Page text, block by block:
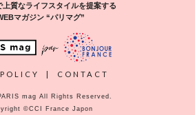
上質なライフスタイルを提案する
マガジン “パリマグ”
| CONTACT
mag All Rights Reserved.
©CCI France Japon